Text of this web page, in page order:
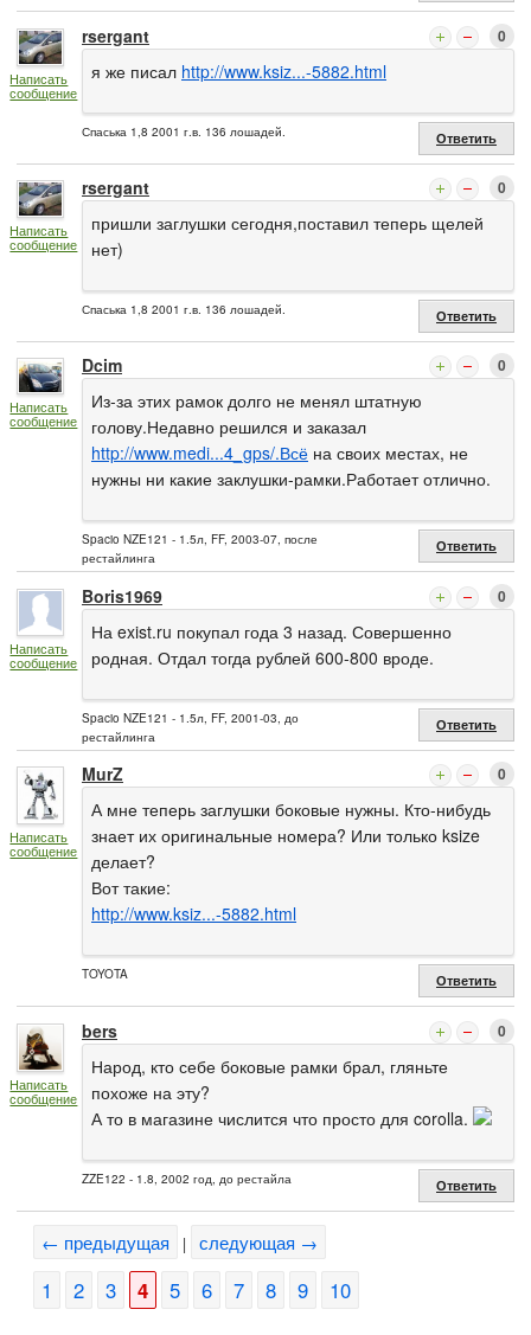
Написать
сообщение
rsergant 0
я же писал http://www.ksiz...-5882.html
Спаська 1,8 2001 г.в. 136 лошадей. Ответить
Написать
сообщение
rsergant 0
пришли заглушки сегодня,поставил теперь щелей
нет)
Спаська 1,8 2001 г.в. 136 лошадей. Ответить
Написать
сообщение
Dcim 0
Из-за этих рамок долго не менял штатную
голову.Недавно решился и заказал
http://www.medi...4_gps/.Всё на своих местах, не
нужны ни какие заклушки-рамки.Работает отлично.
Spacio NZE121 - 1.5л, FF, 2003-07, после
рестайлинга
Ответить
Написать
сообщение
Boris1969 0
На exist.ru покупал года 3 назад. Совершенно
родная. Отдал тогда рублей 600-800 вроде.
Spacio NZE121 - 1.5л, FF, 2001-03, до
рестайлинга
Ответить
Написать
сообщение
MurZ 0
А мне теперь заглушки боковые нужны. Кто-нибудь
знает их оригинальные номера? Или только ksize
делает?
Вот такие:
http://www.ksiz...-5882.html
TOYOTA Ответить
Написать
сообщение
bers 0
Народ, кто себе боковые рамки брал, гляньте
похоже на эту?
А то в магазине числится что просто для corolla.
ZZE122 - 1.8, 2002 год, до рестайла Ответить
← предыдущая | следующая →
1 2 3 4 5 6 7 8 9 10